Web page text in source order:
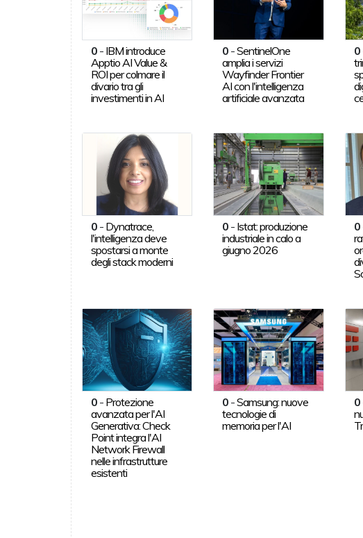
0- IBM introduce
Apptio AI Value &
ROI per colmare il
divario tra gli
investimenti in AI
0 -SentinelOne
amplia i servizi
Wayfinder Frontier
AI con l'intelligenza
artificiale avanzata
0
0- Dynatrace,
l'intelligenza deve
spostarsi a monte
degli stack moderni
0 - Istat: produzione
industriale in calo a
giugno 2026
0
0- Protezione
avanzata per l'AI
Generativa: Check
Point integra l'AI
Network Firewall
nelle infrastrutture
esistenti
0 -Samsung: nuove
tecnologie di
memoria per l'AI
0